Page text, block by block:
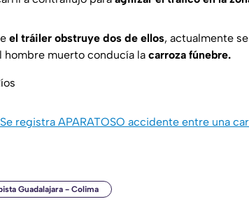
el tráiler obstruye dos de ellos, actualmente
muerto conducía la carroza fúnebre.
registra APARATOSO accidente entre una
Guadalajara - Colima